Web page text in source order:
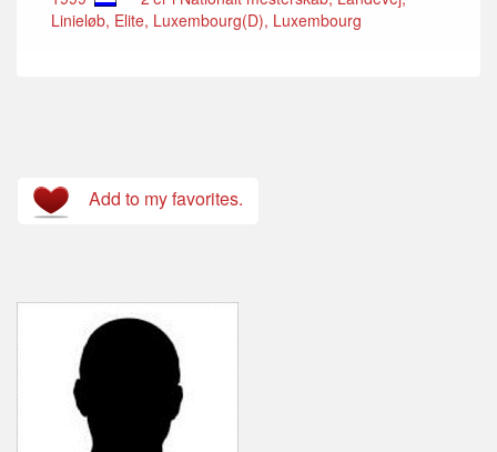
Linieløb, Elite, Luxembourg(D), Luxembourg
Add to my favorites.